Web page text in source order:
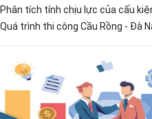
Phân tích tính chịu lực của cấu
Quá trình thi công Cầu Rồng - Đà